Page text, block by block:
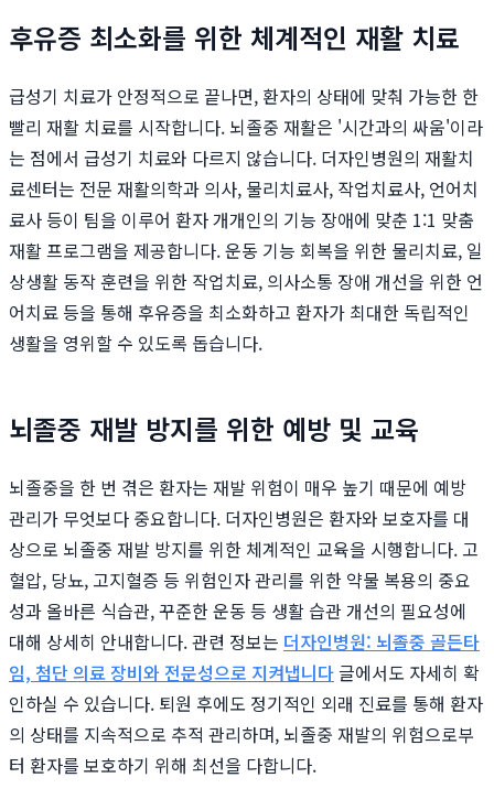
후유증 최소화를 위한 체계적인 재활 치료
급성기 치료가 안정적으로 끝나면, 환자의 상태에 맞춰 가능한 한
빨리 재활 치료를 시작합니다. 뇌졸중 재활은 '시간과의 싸움'이라
는 점에서 급성기 치료와 다르지 않습니다. 더자인병원의 재활치
료센터는 전문 재활의학과 의사, 물리치료사, 작업치료사, 언어치
료사 등이 팀을 이루어 환자 개개인의 기능 장애에 맞춘 1:1 맞춤
재활 프로그램을 제공합니다. 운동 기능 회복을 위한 물리치료, 일
상생활 동작 훈련을 위한 작업치료, 의사소통 장애 개선을 위한 언
어치료 등을 통해 후유증을 최소화하고 환자가 최대한 독립적인
생활을 영위할 수 있도록 돕습니다.
뇌졸중 재발 방지를 위한 예방 및 교육
뇌졸중을 한 번 겪은 환자는 재발 위험이 매우 높기 때문에 예방
관리가 무엇보다 중요합니다. 더자인병원은 환자와 보호자를 대
상으로 뇌졸중 재발 방지를 위한 체계적인 교육을 시행합니다. 고
혈압, 당뇨, 고지혈증 등 위험인자 관리를 위한 약물 복용의 중요
성과 올바른 식습관, 꾸준한 운동 등 생활 습관 개선의 필요성에
대해 상세히 안내합니다. 관련 정보는 더자인병원: 뇌졸중 골든타
임, 첨단 의료 장비와 전문성으로 지켜냅니다글에서도 자세히 확
인하실 수 있습니다. 퇴원 후에도 정기적인 외래 진료를 통해 환자
의 상태를 지속적으로 추적 관리하며, 뇌졸중 재발의 위험으로부
터 환자를 보호하기 위해 최선을 다합니다.